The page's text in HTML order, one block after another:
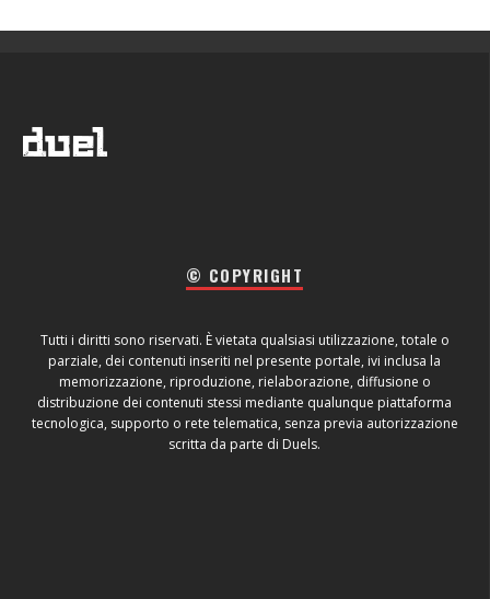
© COPYRIGHT
Tutti i diritti sono riservati. È vietata qualsiasi utilizzazione, totale o
parziale, dei contenuti inseriti nel presente portale, ivi inclusa la
memorizzazione, riproduzione, rielaborazione, diffusione o
distribuzione dei contenuti stessi mediante qualunque piattaforma
tecnologica, supporto o rete telematica, senza previa autorizzazione
scritta da parte di Duels.